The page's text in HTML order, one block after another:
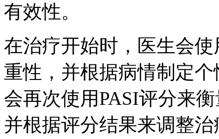
有效性。
在治疗开始时，医生会
重性，并根据病情制定
会再次使用PASI评分来
并根据评分结果来调整